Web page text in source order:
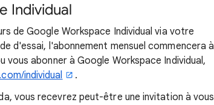
Individual
de Google Workspace Individual via votre
d'essai, l'abonnement mensuel commencera à
abonner à Google Workspace Individual,
individual
.
vous recevrez peut-être une invitation à vous